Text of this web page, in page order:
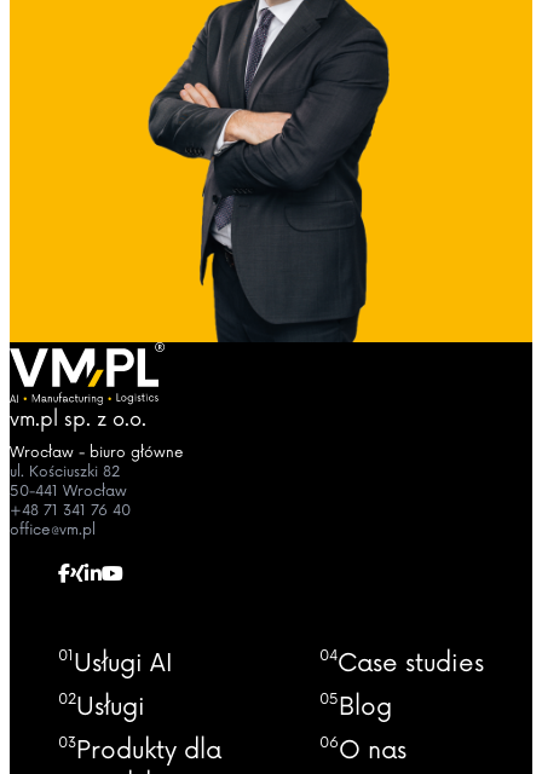
vm.pl sp. z o.o.
Wrocław - biuro główne
ul. Kościuszki 82
50-441 Wrocław
+48 71 341 76 40
office@vm.pl
01 Usługi AI
02Usługi
03 Produkty dla
04Case studies
05 Blog
06O nas